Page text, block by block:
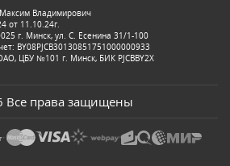
Владимирович
от 11.10.24г.
г. Минск, ул. С. Есенина 31/1-100
BY08PJCB30130851751000000933
ЦБУ №101 г. Минск, БИК PJCBBY2X
Все права защищены